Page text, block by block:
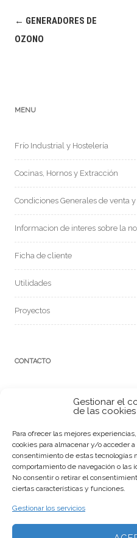
Gestionar el
de las cookies
Para ofrecer las mejores
cookies para almacenar y/o acceder
consentimiento de estas tecnologías
comportamiento de navegación o las
No consentir o retirar el
ciertas características y funciones.
Gestionar los servicios
Navegación
de
← GENERADORES DE
OZONO
MENU
Frío Industrial y Hostelería
Cocinas, Hornos y Extracción
Condiciones Generales de venta
Informacion de interes sobre la
Ficha de cliente
Utilidades
Proyectos
CONTACTO
17111